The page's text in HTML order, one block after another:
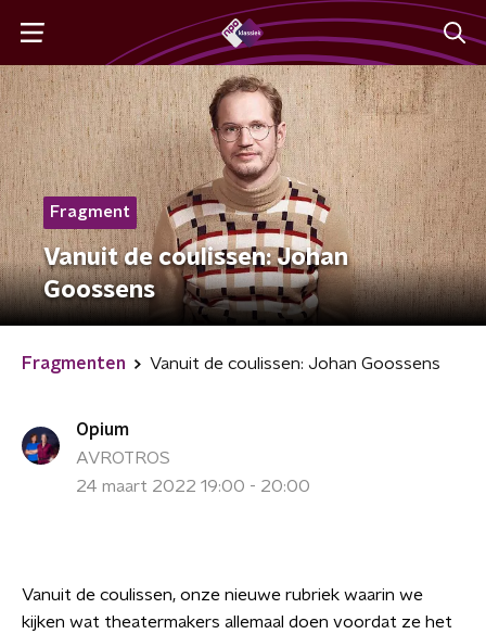
Fragment
Vanuit de coulissen: Johan
Goossens
Fragmenten Vanuit de coulissen: Johan Goossens
Opium
AVROTROS
24 maart 2022 19:00 - 20:00
Vanuit de coulissen, onze nieuwe rubriek waarin we
kijken wat theatermakers allemaal doen voordat ze het